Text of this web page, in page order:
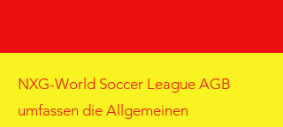
NXG-World Soccer League AGB
umfassen die Allgemeinen